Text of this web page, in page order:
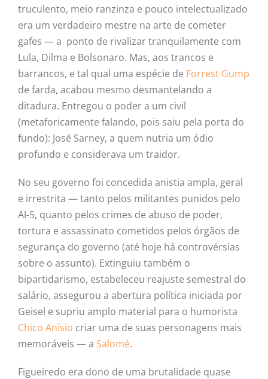
truculento, meio ranzinza e pouco intelectualizado
era um verdadeiro mestre na arte de cometer
gafes — a ponto de rivalizar tranquilamente com
Lula, Dilma e Bolsonaro. Mas, aos trancos e
barrancos, e tal qual uma espécie de Forrest Gump
de farda, acabou mesmo desmantelando a
ditadura. Entregou o poder a um civil
(metaforicamente falando, pois saiu pela porta do
fundo): José Sarney, a quem nutria um ódio
profundo e considerava um traidor.
No seu governo foi concedida anistia ampla, geral
e irrestrita — tanto pelos militantes punidos pelo
AI-5, quanto pelos crimes de abuso de poder,
tortura e assassinato cometidos pelos órgãos de
segurança do governo (até hoje há controvérsias
sobre o assunto). Extinguiu também o
bipartidarismo, estabeleceu reajuste semestral do
salário, assegurou a abertura política iniciada por
Geisel e supriu amplo material para o humorista
Chico Anísio criar uma de suas personagens mais
memoráveis — a Salomé.
Figueiredo era dono de uma brutalidade quase